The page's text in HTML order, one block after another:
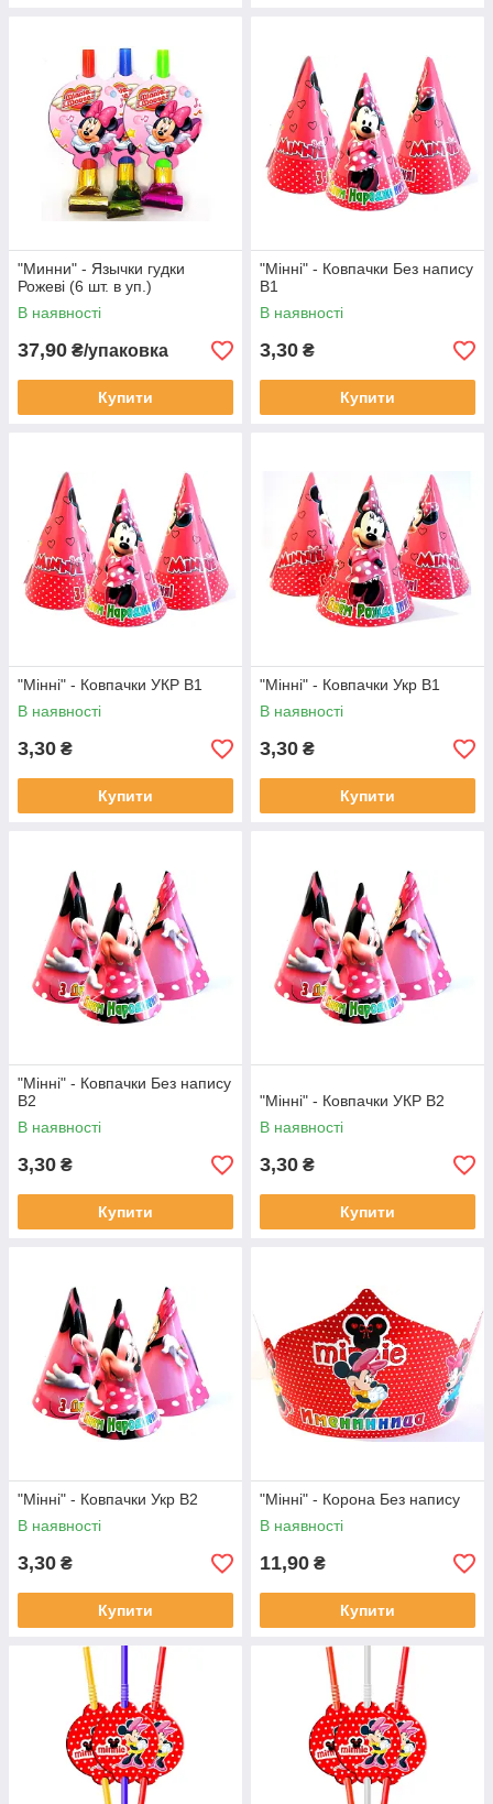
"Минни" - Язычки гудки
Рожеві (6 шт. в уп.)
В наявності
37,90 ₴/упаковка
Купити
"Мінні" - Ковпачки Без напису
В1
В наявності
3,30 ₴
Купити
"Мінні" - Ковпачки УКР В1
В наявності
3,30 ₴
Купити
"Мінні" - Ковпачки Укр В1
В наявності
3,30 ₴
Купити
"Мінні" - Ковпачки Без напису
В2
В наявності
3,30 ₴
Купити
"Мінні" - Ковпачки УКР В2
В наявності
3,30 ₴
Купити
"Мінні" - Ковпачки Укр В2
В наявності
3,30 ₴
Купити
"Мінні" - Корона Без напису
В наявності
11,90 ₴
Купити